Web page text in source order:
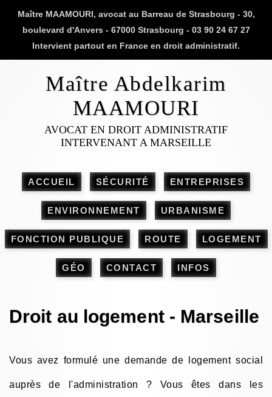
Maître MAAMOURI, avocat au Barreau de Strasbourg - 30,
boulevard d'Anvers - 67000 Strasbourg - 03 90 24 67 27
Intervient partout en France en droit administratif.
Maître Abdelkarim
MAAMOURI
AVOCAT EN DROIT ADMINISTRATIF
INTERVENANT A MARSEILLE
ACCUEIL SÉCURITÉ ENTREPRISES
ENVIRONNEMENT URBANISME
FONCTION PUBLIQUE ROUTE LOGEMENT
GÉO CONTACT INFOS
Droit au logement - Marseille
Vous avez formulé une demande de logement social
auprès de l'administration ? Vous êtes dans les